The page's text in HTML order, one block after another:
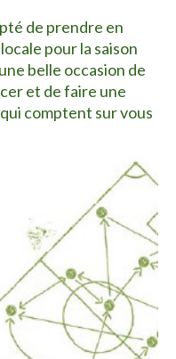
de prendre en
pour la saison
belle occasion de
et de faire une
comptent sur vous